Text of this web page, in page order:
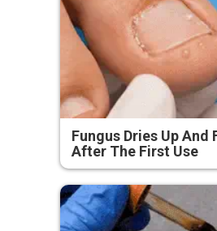
Fungus Dries Up And
After The First Use